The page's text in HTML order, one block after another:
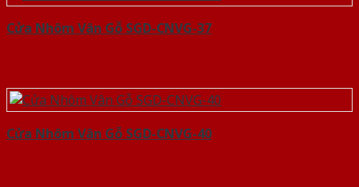
Cửa Nhôm Vân Gỗ SGD-CNVG-37
Cửa Nhôm Vân Gỗ SGD-CNVG-40